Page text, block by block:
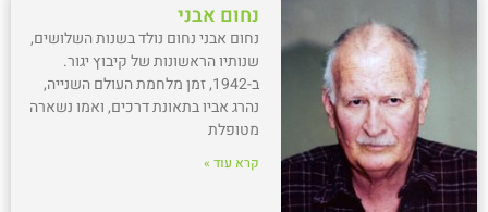
נחום אבני
נחום אבני נחום נולד בשנות השלושים,
שנותיו הראשונות של קיבוץ יגור.
ב-1942, זמן מלחמת העולם השנייה,
נהרג אביו בתאונת דרכים, ואמו נשארה
מטופלת
קרא עוד »